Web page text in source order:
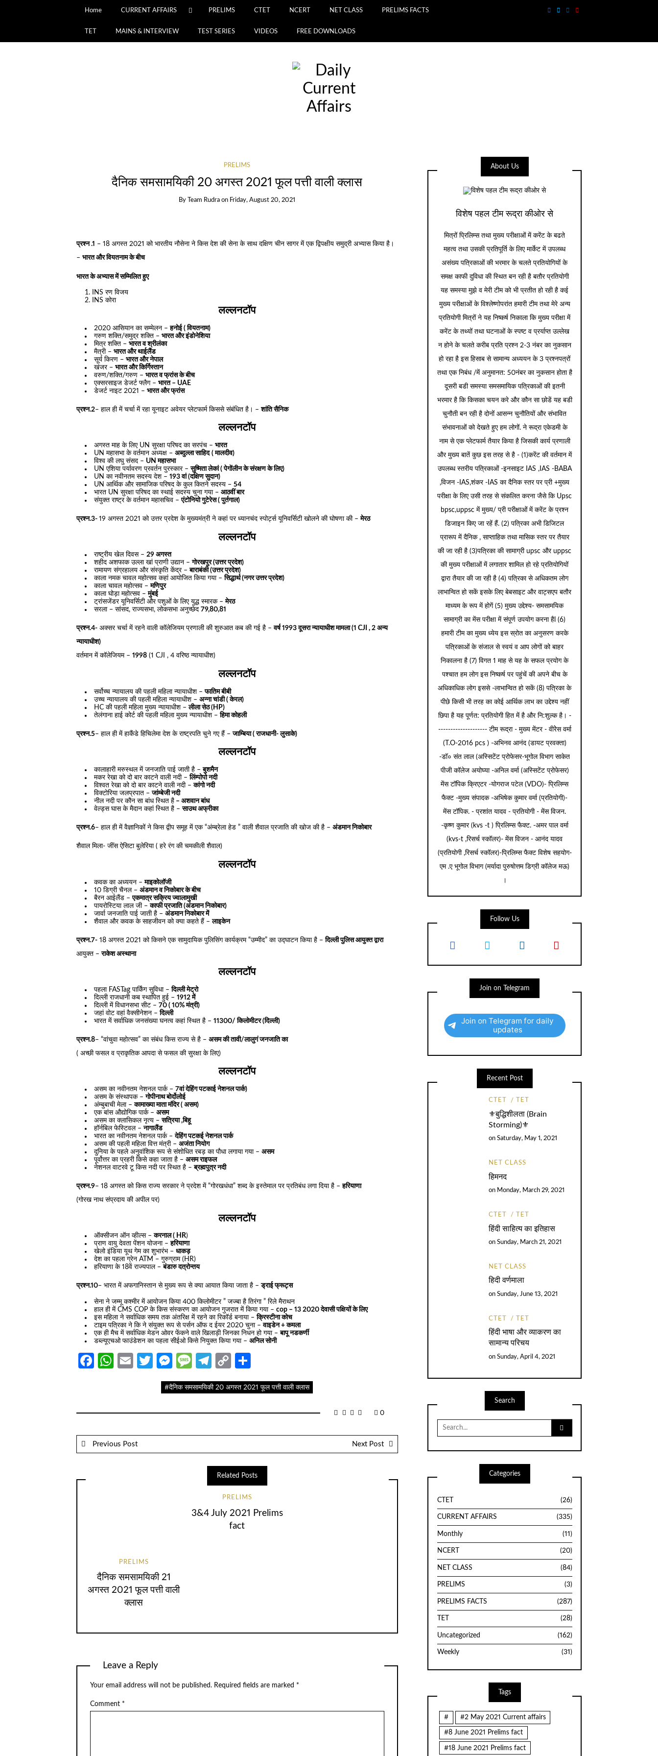
Home CURRENT AFFAIRS PRELIMS CTET NCERT NET CLASS PRELIMS FACTS
TET MAINS & INTERVIEW TEST SERIES VIDEOS FREE DOWNLOADS
PRELIMS
दैनिक समसामयिकी 20 अगस्त 2021 फूल पत्ती वाली क्लास
By Team Rudra on Friday, August 20, 2021
प्रश्न .1 – 18 अगस्त 2021 को भारतीय नौसेना ने किस देश की सेना के साथ दक्षिण चीन सागर में एक द्विपक्षीय समुद्री अभ्यास किया है।
– भारत और वियतनाम के बीच
भारत के अभ्यास में सम्मिलित हुए
INS रण विजय
INS कोरा
लल्लनटॉप
2020 आसियान का सम्मेलन –हनोई ( वियतनाम)
गरुण शक्ति/समुद्र शक्ति –भारत और इंडोनेशिया
मित्र शक्ति –भारत व श्रीलंका
मैत्री –भारत और थाईलैंड
सूर्य किरण –भारत और नेपाल
खंजर –भारत और किर्गिस्तान
वरुण/शक्ति/गरुण –भारत व फ्रांस के बीच
एक्सरसाइज डेजर्ट फ्लैग –भारत – UAE
डेजर्ट नाइट 2021 –भारत और फ्रांस
प्रश्न.2– हाल ही में चर्चा में रहा यूनाइट अवेयर प्लेटफार्म किससे संबंधित है। –शांति सैनिक
लल्लनटॉप
अगस्त माह के लिए UN सुरक्षा परिषद का सरपंच –भारत
UN महासभा के वर्तमान अध्यक्ष –अब्दुल्ला साहिद ( मालदीव)
विश्व की लघु संसद – UN महासभा
UN एशिया पर्यावरण प्रवर्तन पुरस्कार –सुष्मिता लेकां ( पेगोंलीन के संरक्षण के लिए)
UN का नवीनतम सदस्य देश –193 वां (दक्षिण सुदान)
UN आर्थिक और सामाजिक परिषद के कुल कितने सदस्य –54
भारत UN सुरक्षा परिषद का स्थाई सदस्य चुना गया –आठवीं बार
संयुक्त राष्ट्र के वर्तमान महासचिव –एंटोनियो गुटेरेस ( पुर्तगाल)
प्रश्न.3- 19 अगस्त 2021 को उत्तर प्रदेश के मुख्यमंत्री ने कहां पर ध्यानचंद स्पोर्ट्स यूनिवर्सिटी खोलने की घोषणा की –मेरठ
लल्लनटॉप
राष्ट्रीय खेल दिवस –29 अगस्त
शहीद अशफाक उल्ला खां प्राणी उद्यान –गोरखपुर (उत्तर प्रदेश)
रामायण संग्रहालय और संस्कृति केंद्र –बाराबंकी (उत्तर प्रदेश)
काला नमक चावल महोत्सव कहां आयोजित किया गया –सिद्धार्थ (नगर उत्तर प्रदेश)
काला चावल महोत्सव –मणिपुर
काला घोड़ा महोत्सव –मुंबई
ट्रांसजेंडर यूनिवर्सिटी और पशुओं के लिए युद्ध स्मारक –मेरठ
सरला – सांसद, राज्यसभा, लोकसभा अनुच्छेद79,80,81
प्रश्न.4-अक्सर चर्चा में रहने वाली कॉलेजियम प्रणाली की शुरुआत कब की गई है –वर्ष 1993 दूसरा न्यायाधीश मामला (1 CJI , 2 अन्य
न्यायाधीश)
वर्तमान में कॉलेजियम – 1998(1 CJI , 4 वरिष्ठ न्यायाधीश)
लल्लनटॉप
सर्वोच्च न्यायालय की पहली महिला न्यायाधीश –फातिम बीबी
उच्च न्यायालय की पहली महिला न्यायाधीश –अन्ना चांडी ( केरल)
HC की पहली महिला मुख्य न्यायाधीश –लीला सेठ (HP)
तेलंगाना हाई कोर्ट की पहली महिला मुख्य न्यायाधीश –हिमा कोहली
प्रश्न.5– हाल ही में हाकैंडे हिचिलेमा देश के राष्ट्रपति चुने गए हैं –जाम्बिया ( राजधानी- लुसाके)
लल्लनटॉप
कालाहारी मरुस्थल में जनजाति पाई जाती है –बुशमैन
मकर रेखा को दो बार काटने वाली नदी –लिंम्पोपो नदी
विश्वत रेखा को दो बार काटने वाली नदी –कांगो नदी
विक्टोरिया जलप्रपात –जांम्बेजी नदी
नील नदी पर कौन सा बांध स्थित है – अशवान बांध
वेल्ड्स घास के मैदान कहां स्थित है –साउथ अफ्रीका
प्रश्न.6– हाल ही में वैज्ञानिकों ने किस द्वीप समूह में एक “अंम्ब्रेला हेड ” वाली शैवाल प्रजाति की खोज की है – अंडमान निकोबार
शैवाल मिला- जींस ऐसिटा बुलेरिया ( हरे रंग की चमकीली शैवाल)
लल्लनटॉप
कवक का अध्ययन –माइकोलॉजी
10 डिग्री चैनल –अंडमान व निकोबार के बीच
बैरन आईलैंड –एकमात्र सक्रिय ज्वालामुखी
पायरोस्टिया लाल जी –काफी प्रजाति (अंडमान निकोबार)
जार्वा जनजाति पाई जाती है –अंडमान निकोबार में
शैवाल और कवक के साहजीवन को क्या कहते हैं –लाइकेन
प्रश्न.7-18 अगस्त 2021 को किसने एक सामुदायिक पुलिसिंग कार्यक्रम “उम्मीद” का उद्घाटन किया है –दिल्ली पुलिस आयुक्त द्वारा
आयुक्त –राकेश अस्थाना
लल्लनटॉप
पहला FASTag पार्किंग सुविधा –दिल्ली मेट्रो
दिल्ली राजधानी कब स्थापित हुई –1912 में
दिल्ली में विधानसभा सीट –70 ( 10% मंत्री)
जहां वोट वहां वैक्सीनेशन –दिल्ली
भारत में सर्वाधिक जनसंख्या घनत्व कहां स्थित है –11300/ किलोमीटर (दिल्ली)
प्रश्न.8– “वांचुवा महोत्सव” का संबंध किस राज्य से है – असम की तावी/लालुगं जनजाति का
( अच्छी फसल व प्राकृतिक आपदा से फसल की सुरक्षा के लिए)
लल्लनटॉप
असम का नवीनतम नेशनल पार्क –7वां देहिंग पटकाई नेशनल पार्क)
असम के संस्थापक –गोपीनाथ बोर्दोलोई
अंम्बुबाची मेला –कामाख्या माता मंदिर ( असम)
एक बांस औद्योगिक पार्क –असम
असम का क्लासिकल नृत्य –सत्रिया ,बिहू
हॉर्नबिल फेस्टिवल –नागालैंड
भारत का नवीनतम नेशनल पार्क –देहिंग पटकई नेशनल पार्क
असम की पहली महिला वित्त मंत्री –अजंता नियोग
दुनिया के पहले अनुवांशिक रूप से संशोधित रबड़ का पौधा लगाया गया –असम
पूर्वोत्तर का प्रहरी किसे कहा जाता है –असम राइफल
नेशनल वाटरवे टू किस नदी पर स्थित है –ब्रह्मपुत्र नदी
प्रश्न.9– 18 अगस्त को किस राज्य सरकार ने प्रदेश में “गोरखधंधा” शब्द के इस्तेमाल पर प्रतिबंध लगा दिया है –हरियाणा
(गोरख नाथ संप्रदाय की अपील पर)
लल्लनटॉप
ऑक्सीजन ऑन व्हील्स –करनाल ( HR)
प्राण वायु देवता पेंशन योजना –हरियाणा
खेलो इंडिया यूथ गेम का शुभारंभ –धाकड़
देश का पहला ग्रेन ATM – गुरुग्राम (HR)
हरियाणा के 18वें राज्यपाल –बंडारु दत्रोन्तय
प्रश्न.10– भारत में अफगानिस्तान से मुख्य रूप से क्या आयात किया जाता है –ड्राई फ्रूट्स
सेना ने जम्मू कश्मीर में आयोजन किया 400 किलोमीटर ” जज्बा है तिरंगा ” रिले मैराथन
हाल ही में CMS COP के किस संस्करण का आयोजन गुजरात में किया गया –cop – 13 2020 देवासी पक्षियों के लिए
इस महिला ने सर्वाधिक समय तक अंतरिक्ष में रहने का रिकॉर्ड बनाया –क्रिस्टीना कोच
टाइम पत्रिका ने कि ने संयुक्त रूप से पर्सन ऑफ द ईयर 2020 चुना –वाइडेन + कमला
एक ही मैच में सर्वाधिक मेडन ओवर फेंकने वाले खिलाड़ी जिनका निधन हो गया –बापू नडकर्णी
डब्ल्यूएचओ फाउंडेशन का पहला सीईओ किसे नियुक्त किया गया –अनिल सोनी
Facebook
WhatsApp
EmailTwitter
Messenger
Message
Telegram
Copy
#दैनिक समसामयिकी 20 अगस्त 2021 फूल पत्ती वाली क्लास
0
Previous Post Next Post
Related Posts
PRELIMS
दैनिक समसामयिकी 21
अगस्त 2021 फूल पत्ती वाली
क्लास
PRELIMS
3&4 July 2021 Prelims
fact
Leave a Reply
Your email address will not be published. Required fields are marked *
Comment *
About Us
विशेष पहल टीम रूद्रा कीओर से
मित्रों प्रिलिम्स तथा मुख्य परीक्षाओं में करेंट के बढते
महत्व तथा उसकी प्रतिपूर्ति के लिए मार्केट में उपलब्ध
असंख्य पत्रिकाओं की भरमार के चलते प्रतियोगियों के
समक्ष काफी दुविधा की स्थित बन रही है बतौर प्रतियोगी
यह समस्या मुझे व मेरी टीम को भी प्रतीत हो रही है कई
मुख्य परीक्षाओं के विश्लेष्णोपरांत हमारी टीम तथा मेरे अन्य
प्रतियोगी मित्रों ने यह निष्कर्ष निकाला कि मुख्य परीक्षा में
करेंट के तथ्यों तथा घटनाओं के स्पष्ट व प्रर्याप्त उल्लेख
न होने के चलते करीब प्रति प्रश्न 2-3 नंबर का नुकसान
हो रहा है इस हिसाब से सामान्य अध्ययन के 3 प्रश्नपत्रों
तथा एक निबंध /में अनुमानत: 50नंबर का नुकसान होता है
दूसरी बडी समस्या समसमायिक पत्रिकाओं की इतनी
भरमार है कि किसका चयन करे और कौन सा छोडें यह बडी
चुनौती बन रही है दोनों आसन्न चुनौतियों और संभावित
संभावनाओं को देखते हुए हम लोगों. ने रूद्रा एकेडमी के
नाम से एक प्लेटफार्म तैयार किया है जिसकी कार्य प्रणाली
और मुख्य बातें कुछ इस तरह से है - (1)करेंट की वर्तमान में
उपलब्ध स्तरीय पत्रिकाओं -इनसाइट IAS ,IAS -BABA
,विजन -IAS,शंकर -IAS का दैनिक स्तर पर प्री +मुख्य
परीक्षा के लिए उसी तरह से संकलित करना जैसे कि Upsc
bpsc,uppsc में मुख्य/ प्री परीक्षाओं में करेंट के प्रश्न
डिजाइन किए जा रहें हैं. (2) पत्रिका अभी डिजिटल
प्रारूप में दैनिक , साप्ताहिक तथा मासिक स्तर पर तैयार
की जा रही है (3)पत्रिका की सामाग्री upsc और uppsc
की मुख्य परीक्षाओं में लगातार शामिल हो रहे प्रतियोगियों
द्वारा तैयार की जा रही है (4) पत्रिका से अधिकतम लोग
लाभान्वित हो सकें इसके लिए बेबसाइट और वाट्सएप बतौर
माध्यम के रूप में होगें (5) मुख्य उद्देश्य- समसामयिक
सामाग्री का मेंस परीक्षा में संपूर्ण उपयोग करना हैl (6)
हमारी टीम का मुख्य ध्येय इस स्रोत का अनुसरण करके
पत्रिकाओं के संजाल से स्वयं व आप लोगों को बाहर
निकालना है (7) विगत 1 माह से यह के सफल प्रयोग के
पश्चात हम लोग इस निष्कर्ष पर पहुंचें की अपने बीच के
अधिकाधिक लोग इससे -लाभान्वित हो सकें (8) पत्रिका के
पीछे किसी भी तरह का कोई आर्थिक लाभ का उद्देश्य नहीं
छिपा है यह पूर्णत: प्रतियोगी हित में है और नि:शुल्क है। -
-------------------- टीम रूद्रा - मुख्य मेंटर - वीरेेस वर्मा
(T.O-2016 pcs ) -अभिनव आनंद (डायट प्रवक्ता)
-डॉ० संत लाल (अस्सिटेंट प्रोफेसर-भूगोल विभाग साकेत
पीजी कॉलेज अयोघ्या -अनिल वर्मा (अस्सिटेंट प्रोफेसर)
मेंस टॉपिक क्रिएटर -योगराज पटेल (VDO)- प्रिलिम्स
फैक्ट -मुख्य संपादक -अभिषेक कुमार वर्मा (प्रतियोगी)-
मेंस टॉपिक. - प्रशांत यादव - प्रतियोगी - मेंस विजन.
-कृष्ण कुमार (kvs -t ) प्रिलिम्स फैक्ट. -अमर पाल वर्मा
(kvs-t ,रिसर्च स्कॉलर)- मेंस विजन - आनंद यादव
(प्रतियोगी ,रिसर्च स्कॉलर)-प्रिलिम्स फैक्ट विशेष सहयोग-
एम .ए भूगोल विभाग (मर्यादा पुरुषोत्तम डिग्री कॉलेज मऊ)
।
Follow Us
Join on Telegram
Join on Telegram for daily
updates
Recent Post
CTET TET
⚜️बुद्धिशीलता (Brain
Storming)⚜️
on Saturday, May 1, 2021
NET CLASS
हिमनद
on Monday, March 29, 2021
CTET TET
हिंदी साहित्य का इतिहास
on Sunday, March 21, 2021
NET CLASS
हिदी वर्णमाला
on Sunday, June 13, 2021
CTET TET
हिंदी भाषा और व्याकरण का
सामान्य परिचय
on Sunday, April 4, 2021
Search
Search
for:
Categories
CTET (26)
CURRENT AFFAIRS (335)
Monthly (11)
NCERT (20)
NET CLASS (84)
PRELIMS (3)
PRELIMS FACTS (287)
TET (28)
Uncategorized (162)
Weekly (31)
Tags
# #2 May 2021 Current affairs
#8 June 2021 Prelims fact
#18 June 2021 Prelims fact